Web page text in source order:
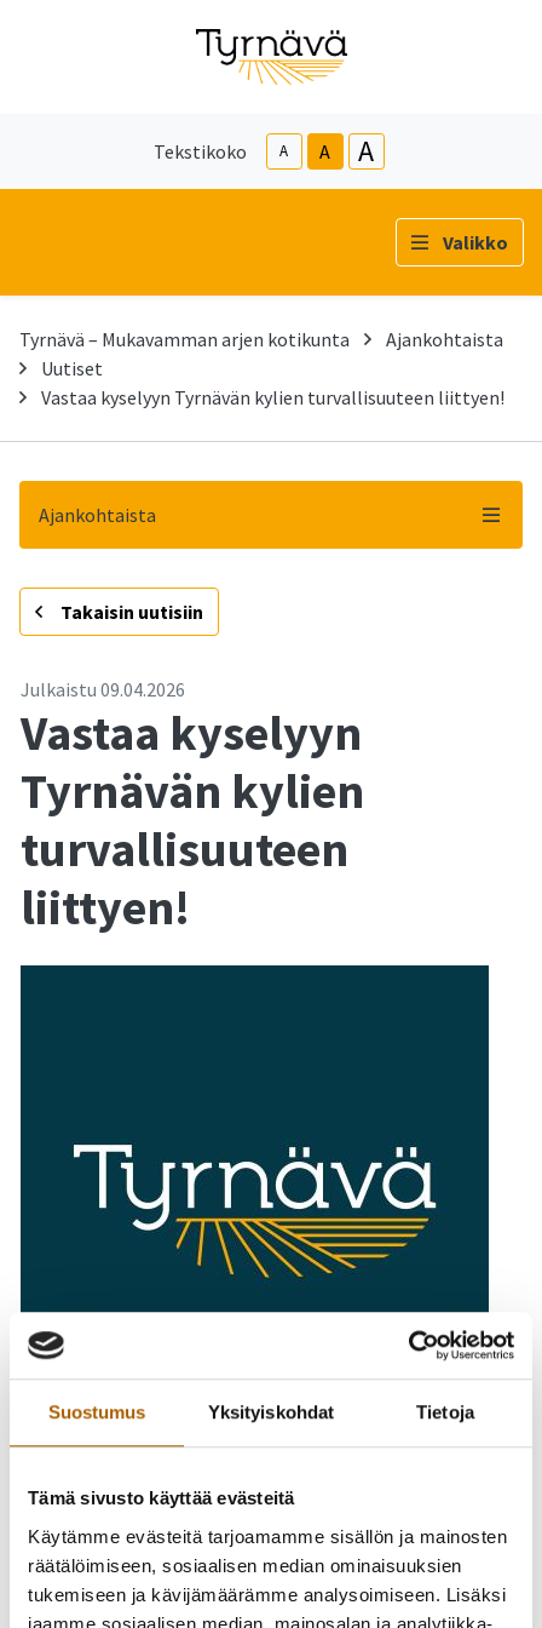
Suostumus Yksityiskohdat Tietoja
Tämä sivusto käyttää evästeitä
Käytämme evästeitä tarjoamamme sisällön ja mainosten
räätälöimiseen, sosiaalisen median ominaisuuksien
tukemiseen ja kävijämäärämme analysoimiseen. Lisäksi
jaamme sosiaalisen median, mainosalan ja analytiikka-
Tekstikoko A A A
Valikko
Tyrnävä – Mukavamman arjen kotikunta
Ajankohtaista
Uutiset
Vastaa kyselyyn Tyrnävän kylien turvallisuuteen liittyen!
Ajankohtaista
- Takaisin uutisiin
Julkaistu 09.04.2026
Vastaa kyselyyn
Tyrnävän kylien
turvallisuuteen
liittyen!
Kysely on tarkoitettu sekä vakituisille että vapaa-ajan
asukkaille. Kysely on avoinna 8.4.-29.4.2026 välisen ajan.
Kyselyn vastauksia hyödynnetään kyläkohtaisten
kyläturvallisuussuunnitelmien laatimisessa ja kylän